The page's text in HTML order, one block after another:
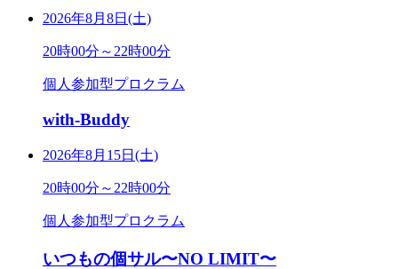
2026年8月8日(土)
20時00分～22時00分
個人参加型プロクラム
with-Buddy
2026年8月15日(土)
20時00分～22時00分
個人参加型プロクラム
いつもの個サル〜NO LIMIT〜